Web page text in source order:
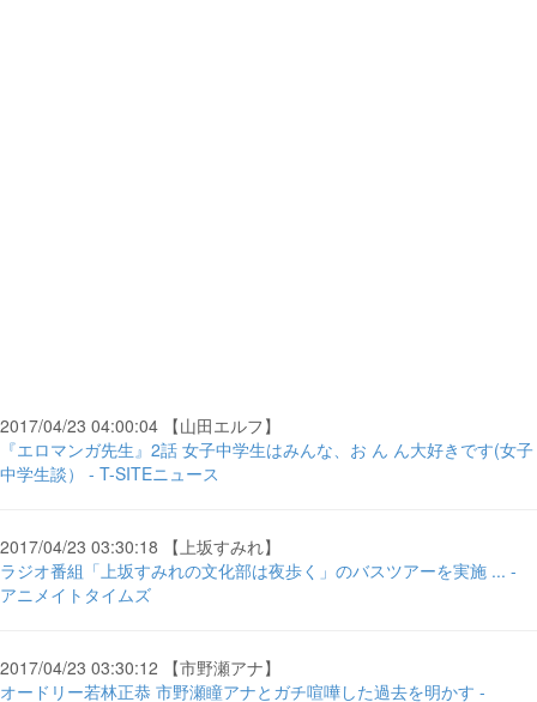
2017/04/23 04:00:04 【山田エルフ】
『エロマンガ先生』2話 女子中学生はみんな、お ん ん大好きです(女子
中学生談） - T-SITEニュース
2017/04/23 03:30:18 【上坂すみれ】
ラジオ番組「上坂すみれの文化部は夜歩く」のバスツアーを実施 ... -
アニメイトタイムズ
2017/04/23 03:30:12 【市野瀬アナ】
オードリー若林正恭 市野瀬瞳アナとガチ喧嘩した過去を明かす -